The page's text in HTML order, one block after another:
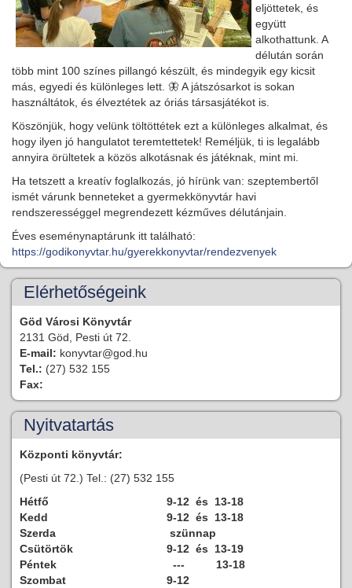
eljöttetek, és
együtt
alkothattunk. A
délután során
több mint 100 színes pillangó készült, és mindegyik egy kicsit
más, egyedi és különleges lett. 🦋 A játszósarkot is sokan
használtátok, és élveztétek az óriás társasjátékot is.
Köszönjük, hogy velünk töltöttétek ezt a különleges alkalmat, és
hogy ilyen jó hangulatot teremtettetek! Reméljük, ti is legalább
annyira örültetek a közös alkotásnak és játéknak, mint mi.
Ha tetszett a kreatív foglalkozás, jó hírünk van: szeptembertől
ismét várunk benneteket a gyermekkönyvtár havi
rendszerességgel megrendezett kézműves délutánjain.
Éves eseménynaptárunk itt található:
https://godikonyvtar.hu/gyerekkonyvtar/rendezvenyek
Elérhetőségeink
Göd Városi Könyvtár
2131 Göd, Pesti út 72.
E-mail: konyvtar@god.hu
Tel.: (27) 532 155
Fax:
Nyitvatartás
Központi könyvtár:
(Pesti út 72.) Tel.: (27) 532 155
Hétfő
9-12 és 13-18
Kedd
9-12 és 13-18
Szerda
szünnap
Csütörtök
9-12 és 13-19
Péntek
--- 13-18
Szombat
9-12